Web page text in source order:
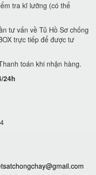
tra kĩ lưỡng (có thể
tư vấn về Tủ Hồ Sơ chống
trực tiếp để được tư
toán khi nhận hàng.
24h